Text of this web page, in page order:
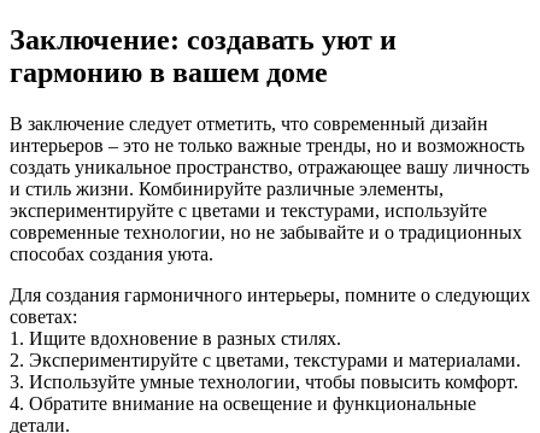
Заключение: создавать уют и
гармонию в вашем доме
В заключение следует отметить, что современный дизайн
интерьеров – это не только важные тренды, но и возможность
создать уникальное пространство, отражающее вашу личность
и стиль жизни. Комбинируйте различные элементы,
экспериментируйте с цветами и текстурами, используйте
современные технологии, но не забывайте и о традиционных
способах создания уюта.
Для создания гармоничного интерьеры, помните о следующих
советах:
1. Ищите вдохновение в разных стилях.
2. Экспериментируйте с цветами, текстурами и материалами.
3. Используйте умные технологии, чтобы повысить комфорт.
4. Обратите внимание на освещение и функциональные
детали.